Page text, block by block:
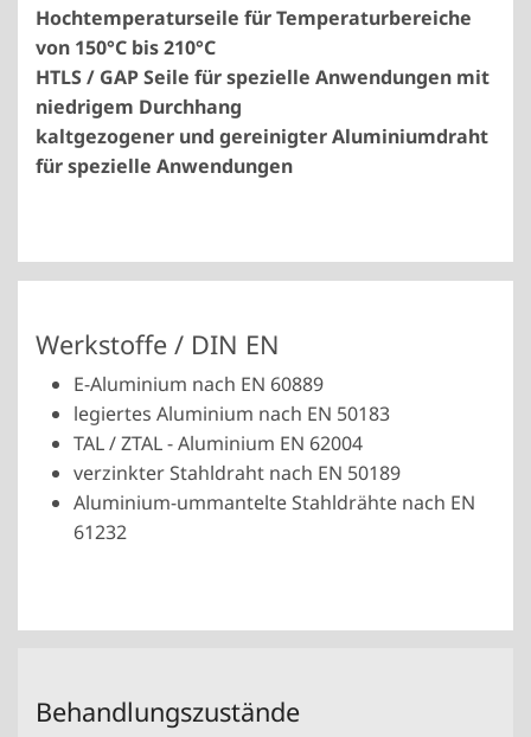
Hochtemperaturseile für Temperaturbereiche
von 150°C bis 210°C
HTLS / GAP Seile für spezielle Anwendungen mit
niedrigem Durchhang
kaltgezogener und gereinigter Aluminiumdraht
für spezielle Anwendungen
Werkstoffe / DIN EN
E-Aluminium nach EN 60889
legiertes Aluminium nach EN 50183
TAL / ZTAL - Aluminium EN 62004
verzinkter Stahldraht nach EN 50189
Aluminium-ummantelte Stahldrähte nach EN
61232
Behandlungszustände